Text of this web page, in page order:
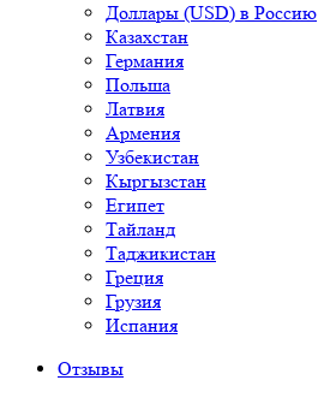
Доллары (USD) в Россию
Казахстан
Германия
Польша
Латвия
Армения
Узбекистан
Кыргызстан
Египет
Тайланд
Таджикистан
Греция
Грузия
Испания
Отзывы